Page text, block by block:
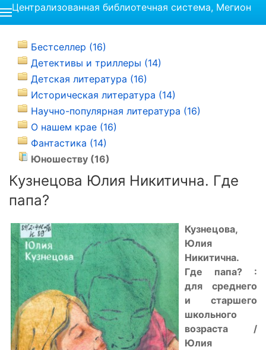
Централизованная библиотечная система, Мегион
Бестселлер (16)
Детективы и триллеры (14)
Детская литература (16)
Историческая литература (14)
Научно-популярная литература (16)
О нашем крае (16)
Фантастика (14)
Юношеству (16)
Кузнецова Юлия Никитична. Где
папа?
Кузнецова,
Юлия
Никитична.
Где папа? :
для среднего
и старшего
школьного
возраста /
Юлия